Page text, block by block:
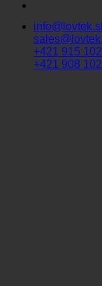
+421 915
+421 908